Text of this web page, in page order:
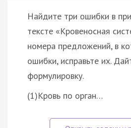
Найдите три ошибки в
тексте «Кровеносная
номера предложений, в
ошибки, исправьте их.
формулировку.
(1)Кровь по орган…